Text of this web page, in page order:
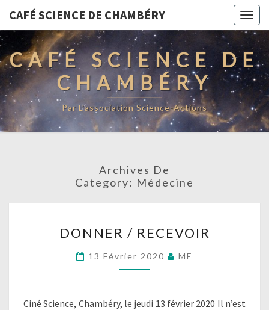
CAFÉ SCIENCE DE CHAMBÉRY
CAFÉ SCIENCE DE
CHAMBÉRY
Par L'association Science-Actions
Archives De
Category: Médecine
/
RECEVOIR
DONNER / RECEVOIR
13 Février 2020 ME
Ciné Science, Chambéry, le jeudi 13 février 2020 Il n’est